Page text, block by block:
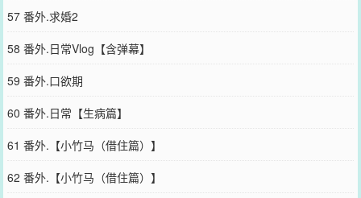
57 番外.求婚2
58 番外.日常Vlog【含弹幕】
59 番外.口欲期
60 番外.日常【生病篇】
61 番外.【小竹马（借住篇）】
62 番外.【小竹马（借住篇）】